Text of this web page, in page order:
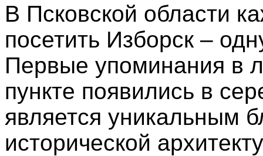
В Псковской области
посетить Изборск –
Первые упоминания в
пункте появились в
является уникальным
исторической